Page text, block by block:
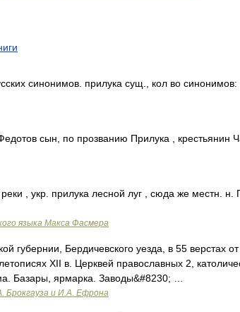
синонимов. прилука сущ., кол во синонимов:
сын, по прозванию Прилука , крестьянин
, укр. прилука лесной луг , сюда же местн. н.
языка Макса Фасмера
губернии, Бердичевского уезда, в 55 верстах
XII в. Церквей православных 2,
Базары, ярмарка. Заводы&#8230; …
Брокгауза и И.А. Ефрона